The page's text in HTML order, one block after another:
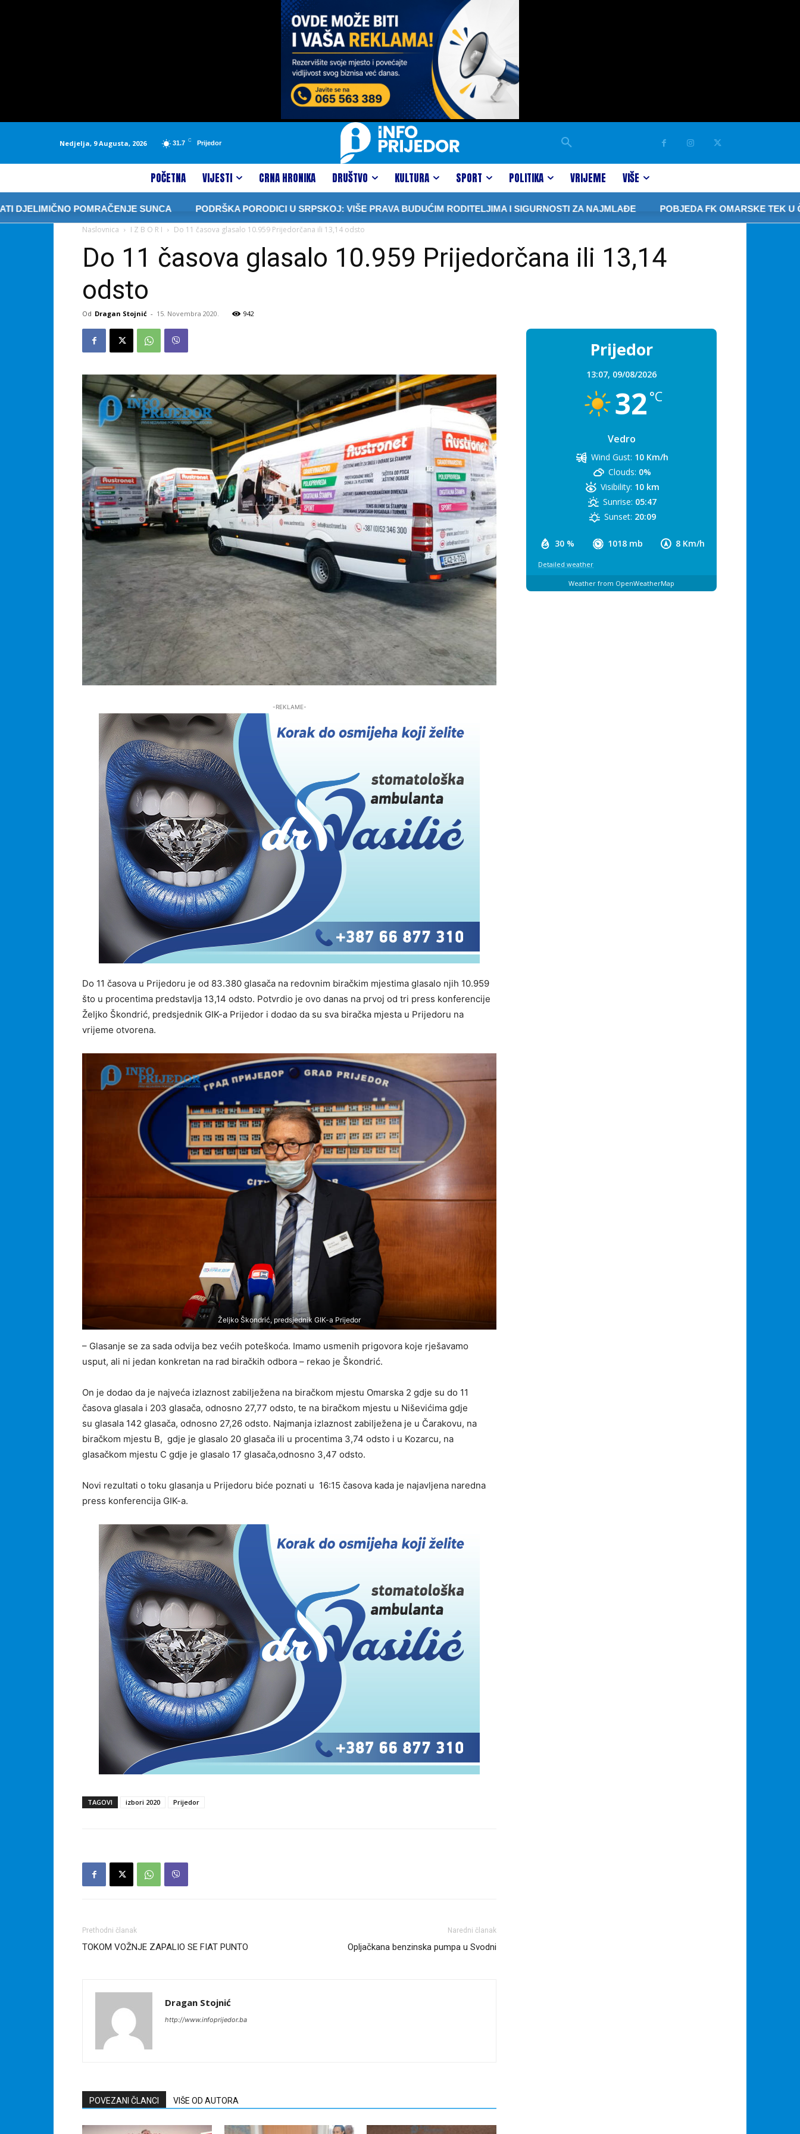
Nedjelja, 9 Augusta, 2026 31.7 C Prijedor
POČETNA VIJESTI CRNA HRONIKA DRUŠTVO KULTURA SPORT POLITIKA VRIJEME VIŠE
POMRAČENJE SUNCA PODRŠKA PORODICI U SRPSKOJ: VIŠE PRAVA BUDUĆIM RODITELJIMA I SIGURNOSTI ZA NAJMLAĐE POBJEDA FK OMARSKE TEK U
Naslovnica I Z B O R I Do 11 časova glasalo 10.959 Prijedorčana ili 13,14 odsto
Do 11 časova glasalo 10.959 Prijedorčana ili 13,14
odsto
Od Dragan Stojnić - 15. Novembra 2020. 942
-REKLAME-
Do 11 časova u Prijedoru je od 83.380 glasača na redovnim biračkim mjestima glasalo njih 10.959
što u procentima predstavlja 13,14 odsto. Potvrdio je ovo danas na prvoj od tri press konferencije
Željko Škondrić, predsjednik GIK-a Prijedor i dodao da su sva biračka mjesta u Prijedoru na
vrijeme otvorena.
Željko Škondrić, predsjednik GIK-a Prijedor
– Glasanje se za sada odvija bez većih poteškoća. Imamo usmenih prigovora koje rješavamo
usput, ali ni jedan konkretan na rad biračkih odbora – rekao je Škondrić.
On je dodao da je najveća izlaznost zabilježena na biračkom mjestu Omarska 2 gdje su do 11
časova glasala i 203 glasača, odnosno 27,77 odsto, te na biračkom mjestu u Niševićima gdje
su glasala 142 glasača, odnosno 27,26 odsto. Najmanja izlaznost zabilježena je u Čarakovu, na
biračkom mjestu B, gdje je glasalo 20 glasača ili u procentima 3,74 odsto i u Kozarcu, na
glasačkom mjestu C gdje je glasalo 17 glasača,odnosno 3,47 odsto.
Novi rezultati o toku glasanja u Prijedoru biće poznati u 16:15 časova kada je najavljena naredna
press konferencija GIK-a.
TAGOVI izbori 2020 Prijedor
Prethodni članak
TOKOM VOŽNJE ZAPALIO SE FIAT PUNTO
Naredni članak
Opljačkana benzinska pumpa u Svodni
Dragan Stojnić
http://www.infoprijedor.ba
POVEZANI ČLANCI VIŠE OD AUTORA
Prijedor
13:07, 09/08/2026
32 °C
Vedro
30 % 1018 mb 8 Km/h
Wind Gust: 10 Km/h
Clouds: 0%
Visibility: 10 km
Sunrise: 05:47
Sunset: 20:09
Detailed weather
Weather from OpenWeatherMap